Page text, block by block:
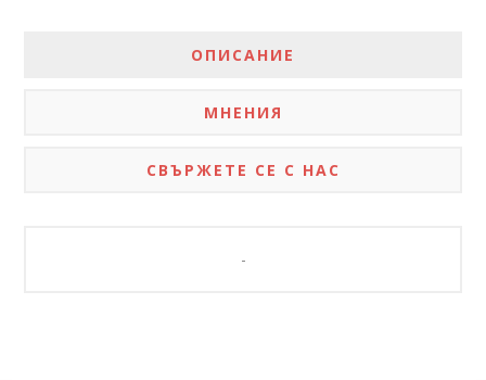
ОПИСАНИЕ
МНЕНИЯ
СВЪРЖЕТЕ СЕ С НАС
-